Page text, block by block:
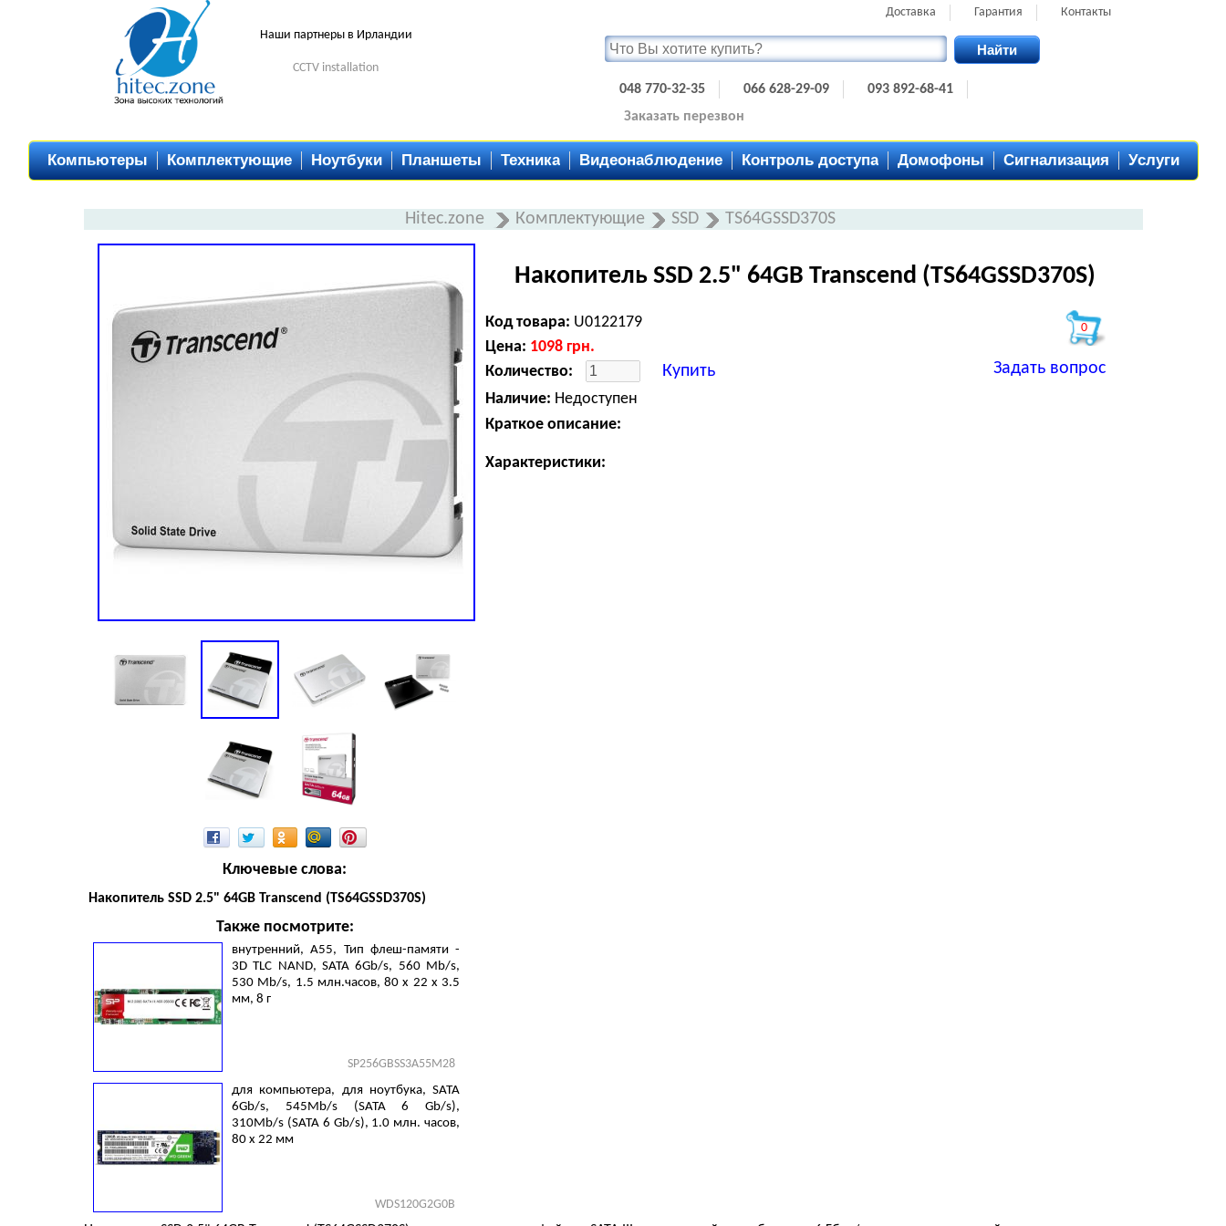
Наши партнеры в Ирландии
CCTV installation
Доставка Гарантия Контакты
Найти
048 770-32-35 066 628-29-09
093 892-68-41
Заказать перезвон
Компьютеры Комплектующие Ноутбуки Планшеты Техника Видеонаблюдение Контроль доступа Домофоны Сигнализация Услуги
Hitec.zone Комплектующие SSD TS64GSSD370S
Ключевые слова:
Накопитель SSD 2.5" 64GB Transcend (TS64GSSD370S)
Также посмотрите:
внутренний, A55, Тип флеш-памяти -
3D TLC NAND, SATA 6Gb/s, 560 Mb/s,
530 Mb/s, 1.5 млн.часов, 80 x 22 x 3.5
мм, 8 г
SP256GBSS3A55M28
для компьютера, для ноутбука, SATA
6Gb/s, 545Mb/s (SATA 6 Gb/s),
310Mb/s (SATA 6 Gb/s), 1.0 млн. часов,
80 х 22 мм
WDS120G2G0B
Накопитель SSD 2.5" 64GB Transcend (TS64GSSD370S)
Код товара: U0122179 0
Цена: 1098 грн.
Количество:
Купить Задать вопрос
Наличие: Недоступен
Краткое описание:
Характеристики: